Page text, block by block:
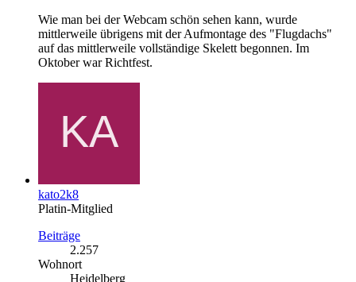
Wie man bei der Webcam schön sehen kann, wurde
mittlerweile übrigens mit der Aufmontage des "Flugdachs"
auf das mittlerweile vollständige Skelett begonnen. Im
Oktober war Richtfest.
kato2k8
Platin-Mitglied
Beiträge
2.257
Wohnort
Heidelberg